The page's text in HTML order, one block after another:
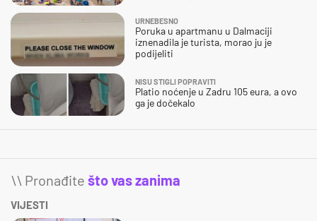
URNEBESNO
Poruka u apartmanu u Dalmaciji
iznenadila je turista, morao ju je
podijeliti
NISU STIGLI POPRAVITI
Platio noćenje u Zadru 105 eura, a ovo
ga je dočekalo
\\ Pronađite što vas zanima
VIJESTI